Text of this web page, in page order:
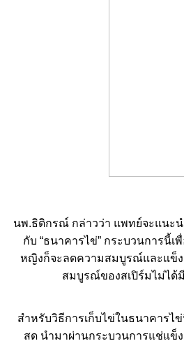
นพ.ธิติกรณ์ กล่าวว่า แพทย์จะแนะ
กับ “ธนาคารไข่” กระบวนการ
หญิงก็จะลดความสมบูรณ์และแข็ง
สมบูรณ์ของสเปิร์มไม่ได้
สำหรับวิธีการเก็บไข่ในธนาคาร
สด นำมาผ่านกระบวนการแช่แข็ง